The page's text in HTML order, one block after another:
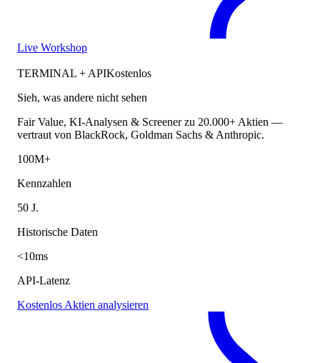
Live Workshop
TERMINAL + APIKostenlos
Sieh, was andere nicht sehen
Fair Value, KI-Analysen & Screener zu 20.000+ Aktien —
vertraut von BlackRock, Goldman Sachs & Anthropic.
100M+
Kennzahlen
50 J.
Historische Daten
<10ms
API-Latenz
Kostenlos Aktien analysieren